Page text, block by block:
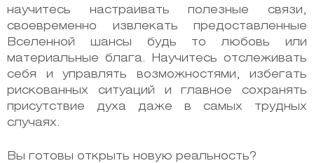
научитесь настраивать полезные связи,
своевременно извлекать предоставленные
Вселенной шансы будь то любовь или
материальные блага. Научитесь отслеживать
себя и управлять возможностями, избегать
рискованных ситуаций и главное сохранять
присутствие духа даже в самых трудных
случаях.
Вы готовы открыть новую реальность?